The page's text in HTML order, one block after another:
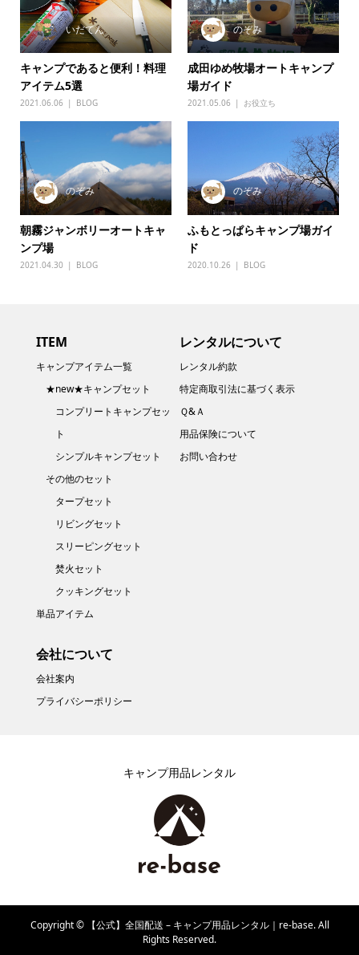
いだてん
キャンプであると便利！料理
アイテム5選
2021.06.06 BLOG
のぞみ
成田ゆめ牧場オートキャンプ
場ガイド
2021.05.06 お役立ち
のぞみ
朝霧ジャンボリーオートキャ
ンプ場
2021.04.30 BLOG
のぞみ
ふもとっぱらキャンプ場ガイ
ド
2020.10.26 BLOG
ITEM
キャンプアイテム一覧
★new★キャンプセット
コンプリートキャンプセッ
ト
シンプルキャンプセット
その他のセット
タープセット
リビングセット
スリーピングセット
焚火セット
クッキングセット
単品アイテム
レンタルについて
レンタル約款
特定商取引法に基づく表示
Ｑ&Ａ
用品保険について
お問い合わせ
会社について
会社案内
プライバシーポリシー
キャンプ用品レンタル
Copyright ©【公式】全国配送 – キャンプ用品レンタル｜re-base. All
Rights Reserved.